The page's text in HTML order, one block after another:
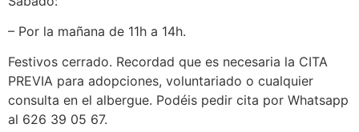
– Por la mañana de 11h a 14h.
Festivos cerrado. Recordad que es necesaria la CITA
PREVIA para adopciones, voluntariado o cualquier
consulta en el albergue. Podéis pedir cita por Whatsapp
al 626 39 05 67.